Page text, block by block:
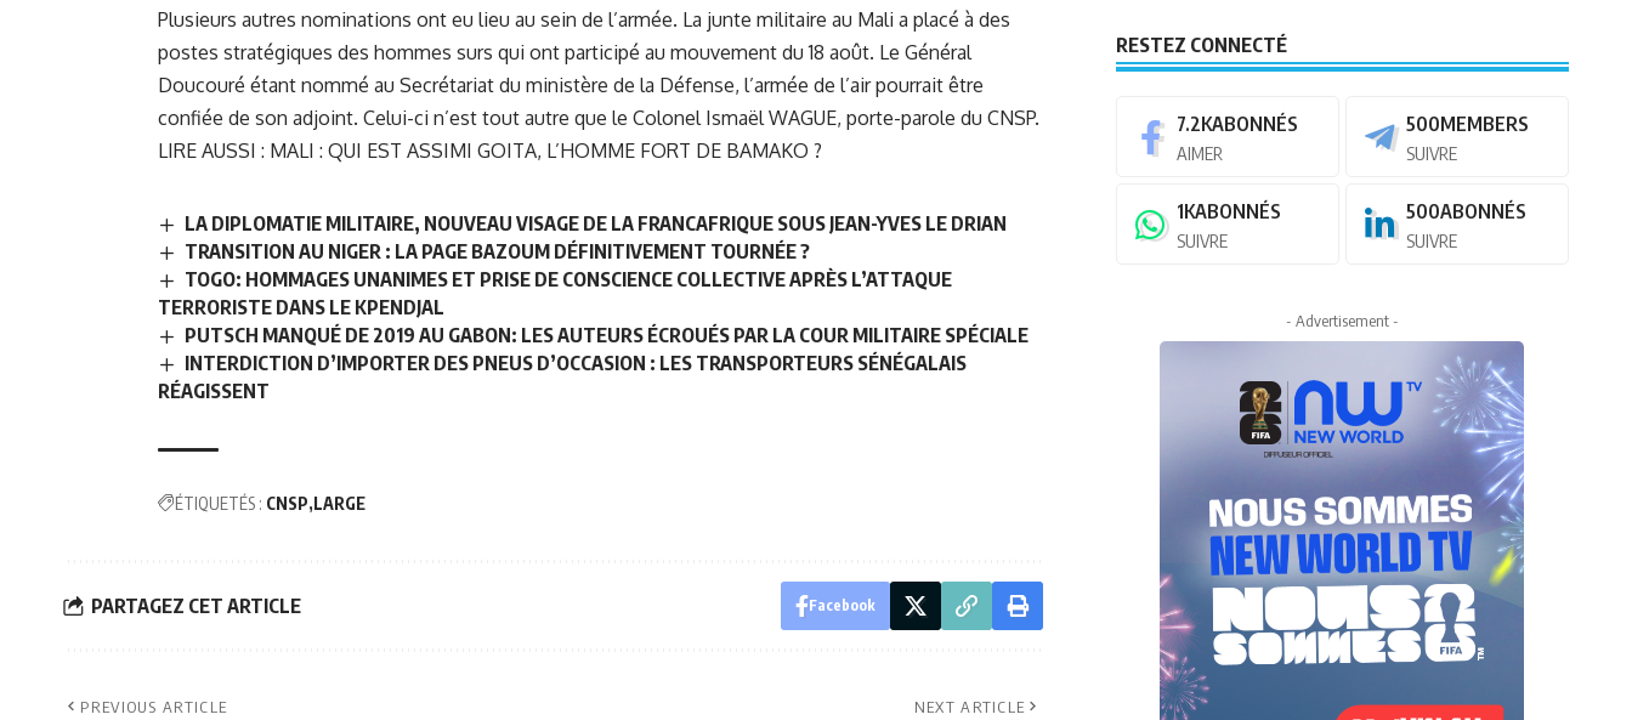
Plusieurs autres nominations ont eu lieu au sein de l’armée. La junte militaire au Mali a placé à des
postes stratégiques des hommes surs qui ont participé au mouvement du 18 août. Le Général
Doucouré étant nommé au Secrétariat du ministère de la Défense, l’armée de l’air pourrait être
confiée de son adjoint. Celui-ci n’est tout autre que le Colonel Ismaël WAGUE, porte-parole du CNSP.
LIRE AUSSI : MALI : QUI EST ASSIMI GOITA, L’HOMME FORT DE BAMAKO ?
LA DIPLOMATIE MILITAIRE, NOUVEAU VISAGE DE LA FRANCAFRIQUE SOUS JEAN-YVES LE DRIAN
TRANSITION AU NIGER : LA PAGE BAZOUM DÉFINITIVEMENT TOURNÉE ?
TOGO: HOMMAGES UNANIMES ET PRISE DE CONSCIENCE COLLECTIVE APRÈS L’ATTAQUE
TERRORISTE DANS LE KPENDJAL
PUTSCH MANQUÉ DE 2019 AU GABON: LES AUTEURS ÉCROUÉS PAR LA COUR MILITAIRE SPÉCIALE
INTERDICTION D’IMPORTER DES PNEUS D’OCCASION : LES TRANSPORTEURS SÉNÉGALAIS
RÉAGISSENT
ÉTIQUETÉS : CNSP LARGE
PARTAGEZ CET ARTICLE Facebook
PREVIOUS ARTICLE NEXT ARTICLE
RESTEZ CONNECTÉ
7.2KABONNÉS
AIMER
500MEMBERS
SUIVRE
1KABONNÉS
SUIVRE
500ABONNÉS
SUIVRE
- Advertisement -